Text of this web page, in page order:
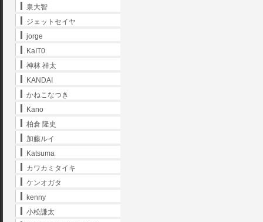
泉大智
ジェットセイヤ
jorge
KaIT0
神林 祥太
KANDAI
かねこなつき
Kano
柏倉 隆史
加藤ルイ
Katsuma
カワカミタイキ
ケンオガタ
kenny
小松謙太